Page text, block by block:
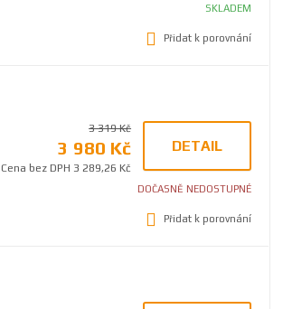
SKLADEM
Přidat k porovnání
3 319 Kč
3 980 Kč
Cena bez DPH 3 289,26 Kč
DETAIL
DOČASNĚ NEDOSTUPNÉ
Přidat k porovnání